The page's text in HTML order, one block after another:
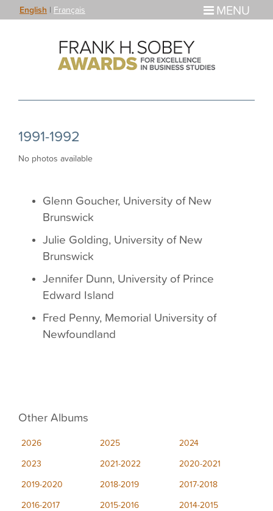
English | Français MENU
1991-1992
No photos available
Glenn Goucher, University of New
Brunswick
Julie Golding, University of New
Brunswick
Jennifer Dunn, University of Prince
Edward Island
Fred Penny, Memorial University of
Newfoundland
Other Albums
2026 2025
2024
2023
2021-2022
2020-2021
2019-2020
2018-2019
2017-2018
2016-2017
2015-2016
2014-2015